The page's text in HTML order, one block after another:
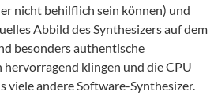
nicht behilflich sein können) und
Abbild des Synthesizers auf dem
besonders authentische
klingen und die CPU
viele andere Software-Synthesizer.